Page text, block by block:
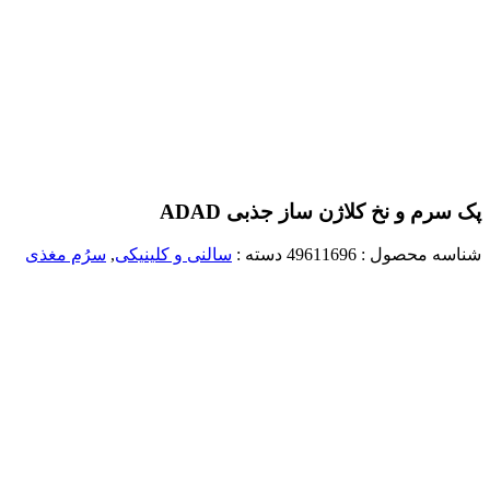
پک سرم و نخ کلاژن ساز جذبی ADAD
شناسه محصول : 49611696 دسته : سالنی و کلینیکی, سرُم مغذی